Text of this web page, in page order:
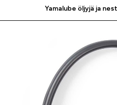
Yamalube öljyjä ja